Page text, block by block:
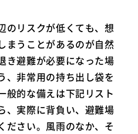
のリスクが低くても、想
まうことがあるのが自然
き避難が必要になった場
、非常用の持ち出し袋を
般的な備えは下記リスト
、実際に背負い、避難場
ださい。風雨のなか、そ